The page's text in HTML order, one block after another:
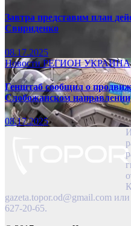
Завтра представим план
Свириденко
08.17.2025
НовостиРЕГИОНУКРАИНА
Генштаб сообщил о
Слобожанском направлении
08.17.2025
gazeta.topor.od@gmail.com
627-20-65.